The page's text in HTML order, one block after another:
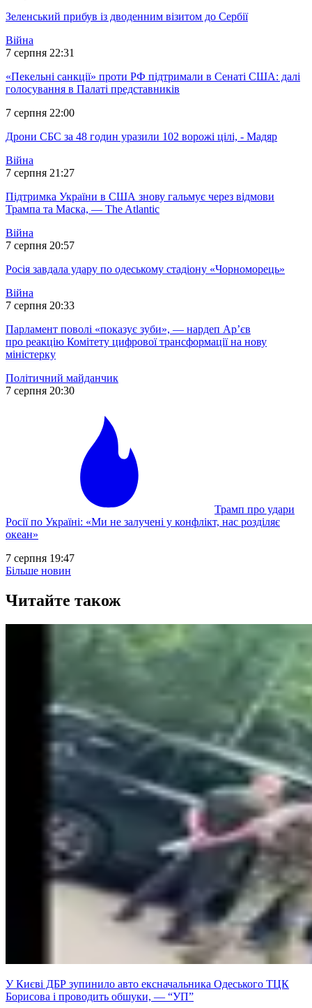
Зеленський прибув із дводенним візитом до Сербії
Війна
7 серпня 22:31
«Пекельні санкції» проти РФ підтримали в Сенаті США: далі
голосування в Палаті представників
7 серпня 22:00
Дрони СБС за 48 годин уразили 102 ворожі цілі, - Мадяр
Війна
7 серпня 21:27
Підтримка України в США знову гальмує через відмови
Трампа та Маска, — The Atlantic
Війна
7 серпня 20:57
Росія завдала удару по одеському стадіону «Чорноморець»
Війна
7 серпня 20:33
Парламент поволі «показує зуби», — нардеп Ар’єв
про реакцію Комітету цифрової трансформації на нову
міністерку
Політичний майданчик
7 серпня 20:30
Трамп про удари
Росії по Україні: «Ми не залучені у конфлікт, нас розділяє
океан»
7 серпня 19:47
Більше новин
Читайте також
У Києві ДБР зупинило авто ексначальника Одеського ТЦК
Борисова і проводить обшуки, — “УП”